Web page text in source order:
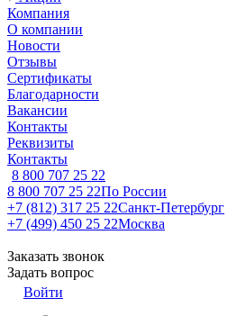
Компания
О компании
Новости
Отзывы
Сертификаты
Благодарности
Вакансии
Контакты
Реквизиты
Контакты
8 800 707 25 22
8 800 707 25 22По России
+7 (812) 317 25 22Санкт-Петербург
+7 (499) 450 25 22Москва
Заказать звонок
Задать вопрос
Войти